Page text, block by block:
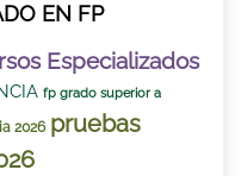
EN FP
Especializados
fp grado superior a
2026 pruebas